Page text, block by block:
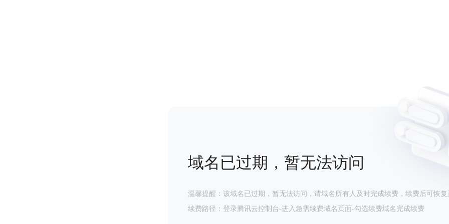
域名已过期，暂无法访问
温馨提醒：该域名已过期，暂无法访问，请域名所有人及时完成续费，续费后可恢复
续费路径：登录腾讯云控制台-进入急需续费域名页面-勾选续费域名完成续费